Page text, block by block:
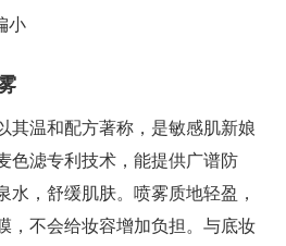
小
其温和配方著称，是敏感肌新娘
色滤专利技术，能提供广谱防
水，舒缓肌肤。喷雾质地轻盈，
，不会给妆容增加负担。与底妆